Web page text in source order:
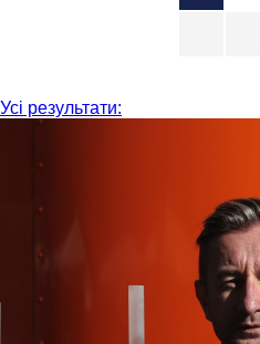
Усі результати: